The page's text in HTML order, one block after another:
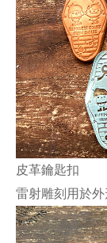
皮革鑰匙扣
雷射雕刻用於外